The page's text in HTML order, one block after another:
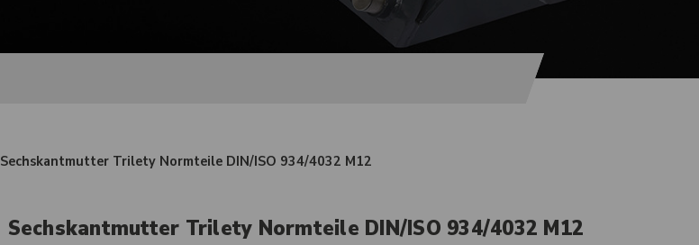
Sechskantmutter Trilety Normteile DIN/ISO 934/4032 M12
Sechskantmutter Trilety Normteile DIN/ISO 934/4032 M12